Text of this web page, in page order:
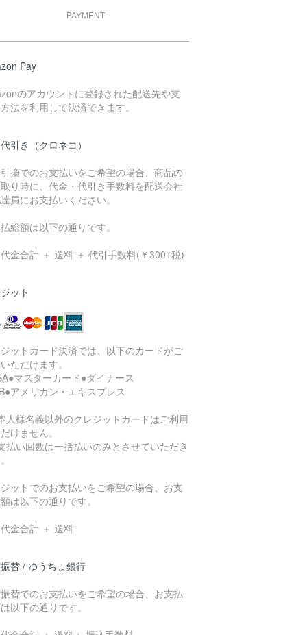
PAYMENT
Pay
のアカウントに登録された配送先や支
法を利用して決済できます。
引き（クロネコ）
換でのお支払いをご希望の場合、商品の
り時に、代金・代引き手数料を配送会社
員にお支払いください。
総額は以下の通りです。
金合計 ＋ 送料 ＋ 代引手数料(￥300+税)
ット
ットカード決済では、以下のカードがご
ただけます。
マスターカード●ダイナース
アメリカン・エキスプレス
人様名義以外のクレジットカードはご利用
けません。
払い回数は一括払いのみとさせていただき
ットでのお支払いをご希望の場合、お支
は以下の通りです。
金合計 ＋ 送料
替 / ゆうちょ銀行
替でのお支払いをご希望の場合、お支払
以下の通りです。